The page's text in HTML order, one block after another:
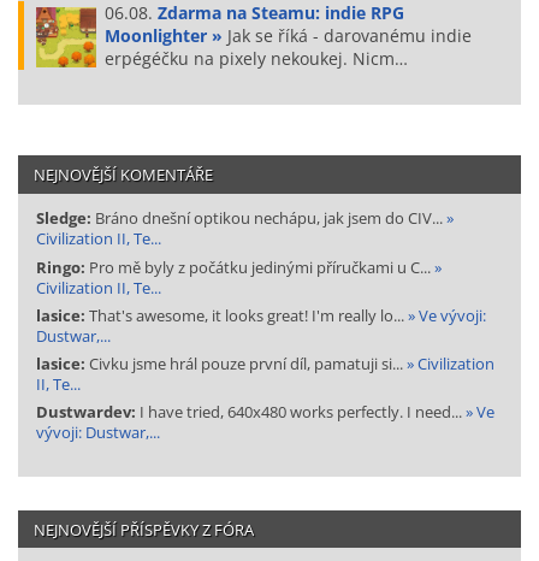
06.08. Zdarma na Steamu: indie RPG
Moonlighter » Jak se říká - darovanému indie
erpégéčku na pixely nekoukej. Nicm…
NEJNOVĚJŠÍ KOMENTÁŘE
Sledge: Bráno dnešní optikou nechápu, jak jsem do CIV...»
Civilization II, Te...
Ringo: Pro mě byly z počátku jedinými příručkami u C...»
Civilization II, Te...
lasice: That's awesome, it looks great! I'm really lo...» Ve vývoji:
Dustwar,...
lasice: Civku jsme hrál pouze první díl, pamatuji si...» Civilization
II, Te...
Dustwardev: I have tried, 640x480 works perfectly. I need...» Ve
vývoji: Dustwar,...
NEJNOVĚJŠÍ PŘÍSPĚVKY Z FÓRA